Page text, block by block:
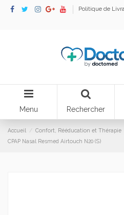
Politique de
Menu Rechercher
Accueil Confort, Rééducation et Thérapie
CPAP Nasal Resmed Airtouch N20 (S)